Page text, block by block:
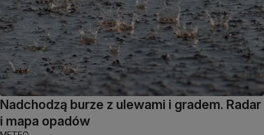
Nadchodzą burze z ulewami i gradem. Radar
i mapa opadów